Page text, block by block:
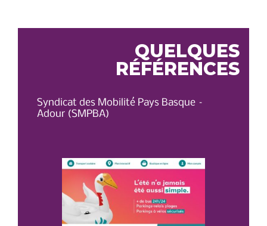
QUELQUES
RÉFÉRENCES
Syndicat des Mobilité Pays Basque –
Adour (SMPBA)